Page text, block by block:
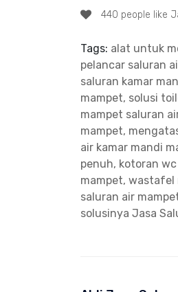
440 people like
Tags: alat untuk
pelancar saluran
saluran kamar
mampet, solusi
mampet saluran
mampet,
air kamar mandi
penuh, kotoran
mampet, wastafel
saluran air
solusinya Jasa